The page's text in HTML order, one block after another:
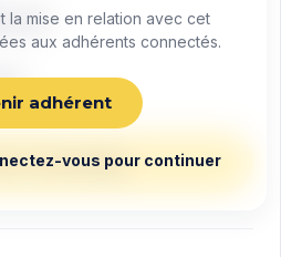
un message
la mise en relation avec cet
aux adhérents connectés.
adhérent
vous pour continuer